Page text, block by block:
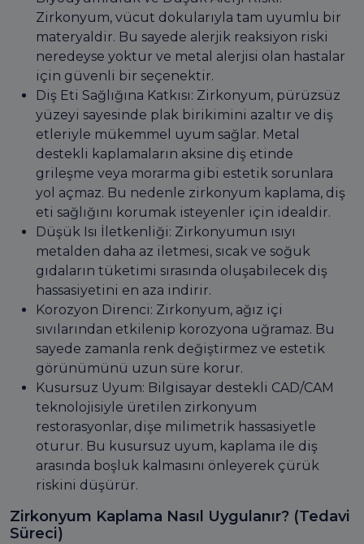
Zirkonyum, vücut dokularıyla tam uyumlu bir
materyaldir. Bu sayede alerjik reaksiyon riski
neredeyse yoktur ve metal alerjisi olan hastalar
için güvenli bir seçenektir.
Diş Eti Sağlığına Katkısı: Zirkonyum, pürüzsüz
yüzeyi sayesinde plak birikimini azaltır ve diş
etleriyle mükemmel uyum sağlar. Metal
destekli kaplamaların aksine diş etinde
grileşme veya morarma gibi estetik sorunlara
yol açmaz. Bu nedenle zirkonyum kaplama, diş
eti sağlığını korumak isteyenler için idealdir.
Düşük Isı İletkenliği: Zirkonyumun ısıyı
metalden daha az iletmesi, sıcak ve soğuk
gıdaların tüketimi sırasında oluşabilecek diş
hassasiyetini en aza indirir.
Korozyon Direnci: Zirkonyum, ağız içi
sıvılarından etkilenip korozyona uğramaz. Bu
sayede zamanla renk değiştirmez ve estetik
görünümünü uzun süre korur.
Kusursuz Uyum: Bilgisayar destekli CAD/CAM
teknolojisiyle üretilen zirkonyum
restorasyonlar, dişe milimetrik hassasiyetle
oturur. Bu kusursuz uyum, kaplama ile diş
arasında boşluk kalmasını önleyerek çürük
riskini düşürür.
Zirkonyum Kaplama Nasıl Uygulanır? (Tedavi
Süreci)